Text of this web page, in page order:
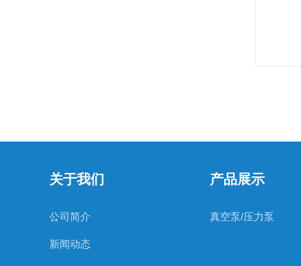
关于我们
公司简介
新闻动态
产品展示
真空泵/压力泵